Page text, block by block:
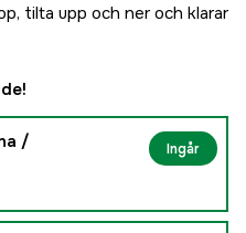
tilta upp och ner och klarar
/
Ingår